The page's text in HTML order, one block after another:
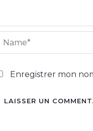
Name*
Enregistrer mon